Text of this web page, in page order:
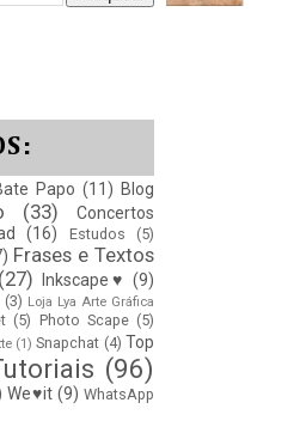
Papo (11) Blog
(33)
Concertos
(16) Estudos
(5)
Frases e Textos
(27) Inkscape♥ (9)
(3) Loja Lya Arte Gráfica
(5) Photo Scape (5)
(1) Snapchat (4) Top
(96)
We♥it (9) WhatsApp